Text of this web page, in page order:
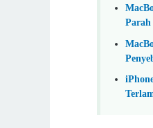
Parah